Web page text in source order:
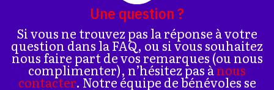
Une question ?
Si vous ne trouvez pas la réponse à votre
question dans la FAQ, ou si vous souhaitez
nous faire part de vos remarques (ou nous
complimenter), n’hésitez pas ànous
contacter. Notre équipe de bénévoles se